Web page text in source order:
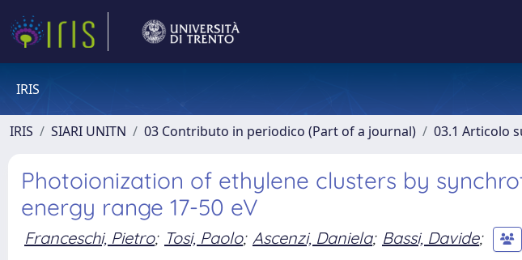
IRIS
IRIS SIARI UNITN 03 Contributo in periodico (Part of a journal) 03.1 Articolo
Photoionization of ethylene clusters by
energy range 17-50 eV
Franceschi, Pietro; Tosi, Paolo; Ascenzi, Daniela; Bassi, Davide;